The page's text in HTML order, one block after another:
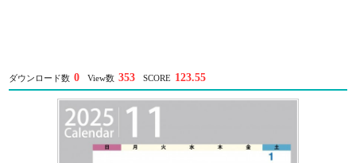
ダウンロード数 0 View数 353 SCORE 123.55